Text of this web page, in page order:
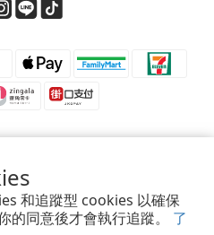
和追蹤型 cookies 以確保
的同意後才會執行追蹤。 了
騙提醒 ⚠️
提供驗證碼，皆為詐騙，請立即掛斷。
透過官方客服確認，或撥打165查證。